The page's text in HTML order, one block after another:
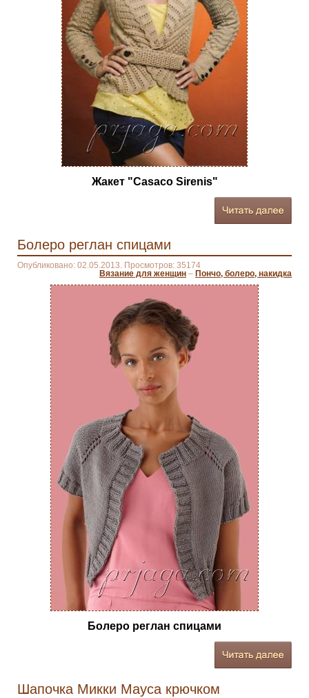
Жакет "Casaco Sirenis"
Болеро реглан спицами
Опубликовано: 02.05.2013. Просмотров: 35174
Вязание для женщин – Пончо, болеро, накидка
Болеро реглан спицами
Шапочка Микки Мауса крючком